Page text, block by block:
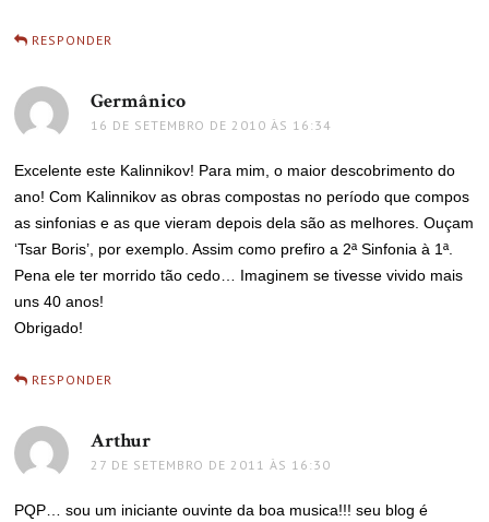
RESPONDER
Germânico
16 DE SETEMBRO DE 2010 ÀS 16:34
Excelente este Kalinnikov! Para mim, o maior descobrimento do
ano! Com Kalinnikov as obras compostas no período que compos
as sinfonias e as que vieram depois dela são as melhores. Ouçam
‘Tsar Boris’, por exemplo. Assim como prefiro a 2ª Sinfonia à 1ª.
Pena ele ter morrido tão cedo… Imaginem se tivesse vivido mais
uns 40 anos!
Obrigado!
RESPONDER
Arthur
27 DE SETEMBRO DE 2011 ÀS 16:30
PQP… sou um iniciante ouvinte da boa musica!!! seu blog é